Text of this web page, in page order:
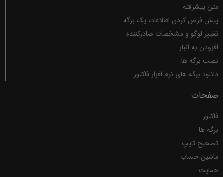
متن پیشرفته
پیش فرض کردن اطلاعات یک برگه
تغییر لوگو و مشخصات صادرکننده
افزودن به انبار
نصب برگه ها
دانلود برگه های نرم افزار فاکتور
صفحات
فاکتور
برگه ها
تصحیح تایپ
ماشین حساب
حمایت